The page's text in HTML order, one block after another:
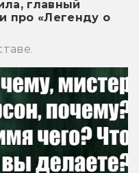
главный
про «Легенду о